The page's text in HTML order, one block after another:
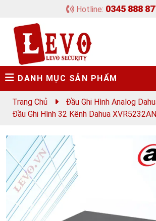
Hotline: 0345 888
DANH MỤC SẢN PHẨM
Trang Chủ
Đầu Ghi Hình Analog
Đầu Ghi Hình 32 Kênh Dahua